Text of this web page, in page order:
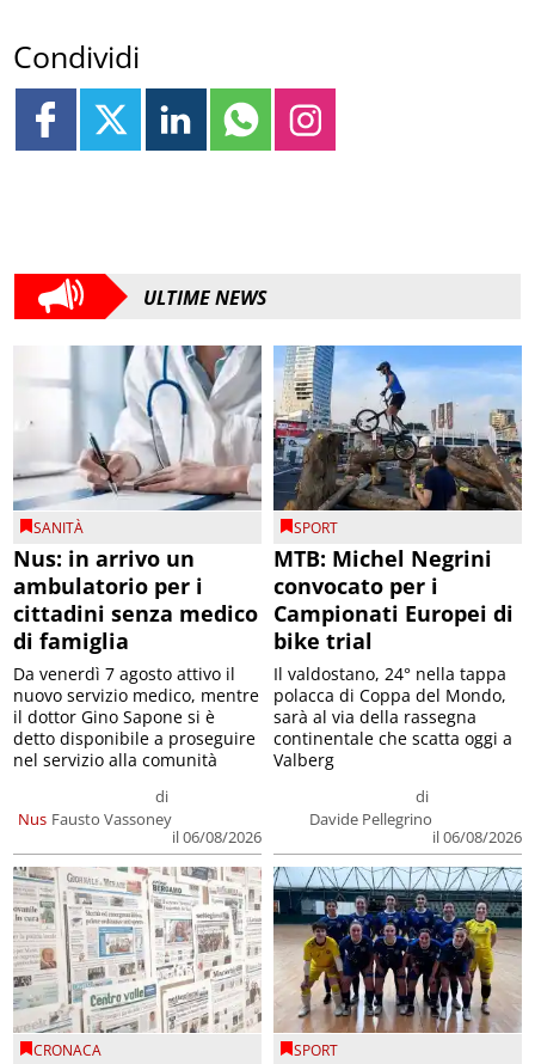
Condividi
ULTIME NEWS
SANITÀ
Nus: in arrivo un
ambulatorio per i
cittadini senza medico
di famiglia
Nus
di
Fausto Vassoney
il 06/08/2026
Da venerdì 7 agosto attivo il
nuovo servizio medico, mentre
il dottor Gino Sapone si è
detto disponibile a proseguire
nel servizio alla comunità
SPORT
MTB: Michel Negrini
convocato per i
Campionati Europei di
bike trial
di
Davide Pellegrino
il 06/08/2026
Il valdostano, 24° nella tappa
polacca di Coppa del Mondo,
sarà al via della rassegna
continentale che scatta oggi a
Valberg
CRONACA SPORT